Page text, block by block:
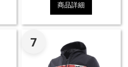
商品詳細
7